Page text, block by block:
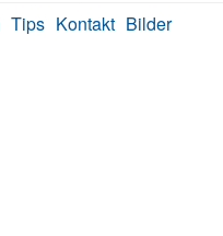
Tips Kontakt Bilder